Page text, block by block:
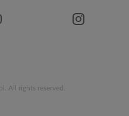
All rights reserved.